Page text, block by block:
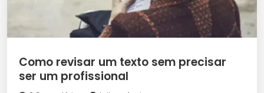
Como revisar um texto sem precisar
ser um profissional